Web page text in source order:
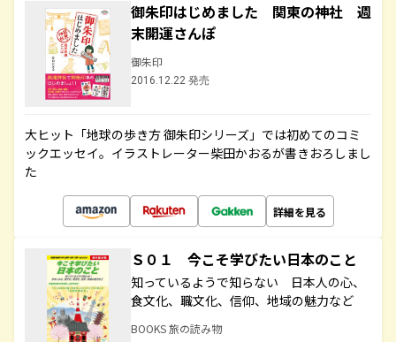
御朱印はじめました 関東の神社 週
末開運さんぽ
御朱印
2016.12.22 発売
大ヒット「地球の歩き方 御朱印シリーズ」では初めてのコミ
ックエッセイ。イラストレーター柴田かおるが書きおろしまし
た
詳細を見る
Ｓ０１ 今こそ学びたい日本のこと
知っているようで知らない 日本人の心、
食文化、職文化、信仰、地域の魅力など
BOOKS 旅の読み物